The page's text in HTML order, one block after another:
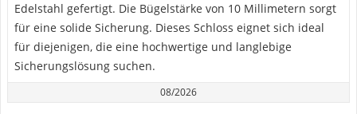
Edelstahl gefertigt. Die Bügelstärke von 10 Millimetern sorgt
für eine solide Sicherung. Dieses Schloss eignet sich ideal
für diejenigen, die eine hochwertige und langlebige
Sicherungslösung suchen.
08/2026